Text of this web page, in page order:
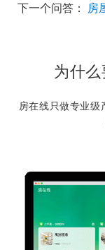
下一个问答： 房
为什么
房在线只做专业级